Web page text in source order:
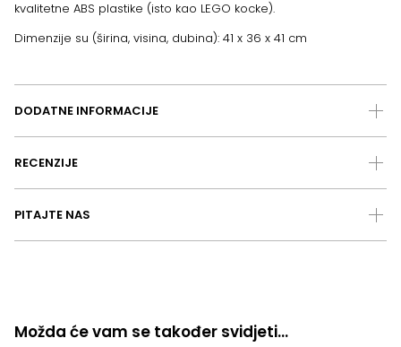
kvalitetne ABS plastike (isto kao LEGO kocke).
Dimenzije su (širina, visina, dubina): 41 x 36 x 41 cm
DODATNE INFORMACIJE
RECENZIJE
PITAJTE NAS
Možda će vam se također svidjeti…